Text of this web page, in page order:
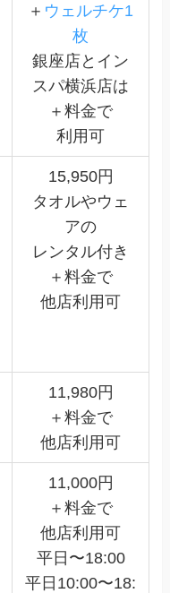
＋ ウェルチケ1
枚
銀座店とイン
スパ横浜店は
＋料金で
利用可
15,950円
タオルやウェ
アの
レンタル付き
＋料金で
他店利用可
11,980円
＋料金で
他店利用可
11,000円
＋料金で
他店利用可
平日〜18:00
平日10:00〜18: